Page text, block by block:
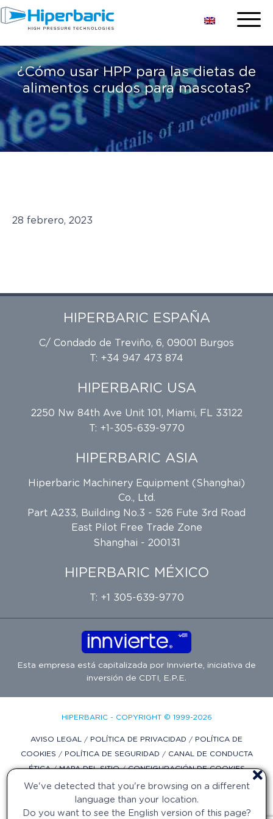
We've detected that you're browsing on a different
language than your location.
Do you want to see the English version of this page?
¿Cómo usar HPP para las dietas de
alimentos crudos para mascotas?
28 febrero, 2023
HIPERBARIC ESPAÑA
C/ Condado de Treviño, 6, 09001 Burgos
T: +34 947 473 874
HIPERBARIC USA
2250 Nw 84th Ave Unit 101, Miami, FL 33122
T: +1-305-639-9770
HIPERBARIC ASIA
Hiperbaric Machinery Equipment (Shanghai)
Co., Ltd.
Part A233, Building No.3 - 526 Fute 3rd Road
East Pilot Free Trade Zone
Shanghai - 200131
HIPERBARIC MÉXICO
T: +1 305-639-9770
Esta empresa está capitalizada por Innvierte , iniciativa de
inversión de CDTI, E.P.E.
HIPERBARIC - COPYRIGHT © 1999-2026
AVISO LEGAL / POLÍTICA DE PRIVACIDAD / POLÍTICA DE
COOKIES / POLÍTICA DE SEGURIDAD / CANAL DE CONDUCTA
ÉTICA/MAPA DEL SITIO/CONFIGURACIÓN DE COOKIES
DISEÑO WEB POR DIFADI.COM